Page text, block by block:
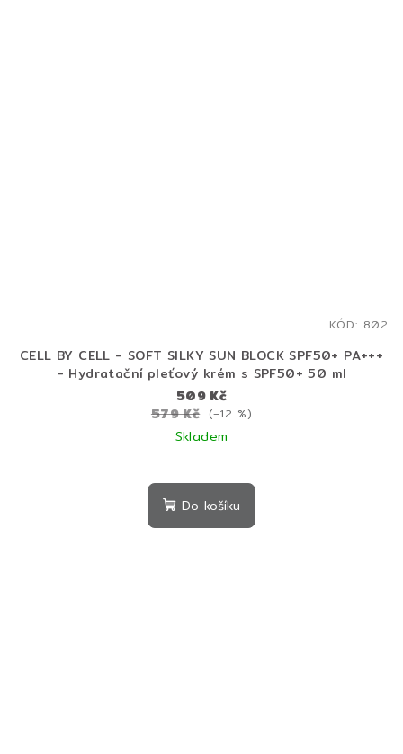
CELL BY CELL - SOFT SILKY SUN BLOCK SPF50+ PA+++
- Hydratační pleťový krém s SPF50+ 50 ml
509 Kč
579 Kč (–12 %)
Skladem
Do košíku
KÓD: 802